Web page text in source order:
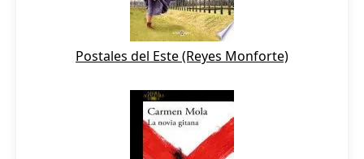
Postales del Este (Reyes Monforte)